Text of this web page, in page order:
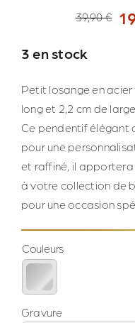
39,90€
Le
prix
était :
39,90
Le
prix
est :
19,95 €.
3 en stock
Petit losange en
long et 2,2 cm de
Ce pendentif élégant
pour une
et raffiné, il apportera
à votre collection de
pour une occasion
Couleurs
Gravure